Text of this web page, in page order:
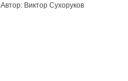
Автор: Виктор Сухоруков